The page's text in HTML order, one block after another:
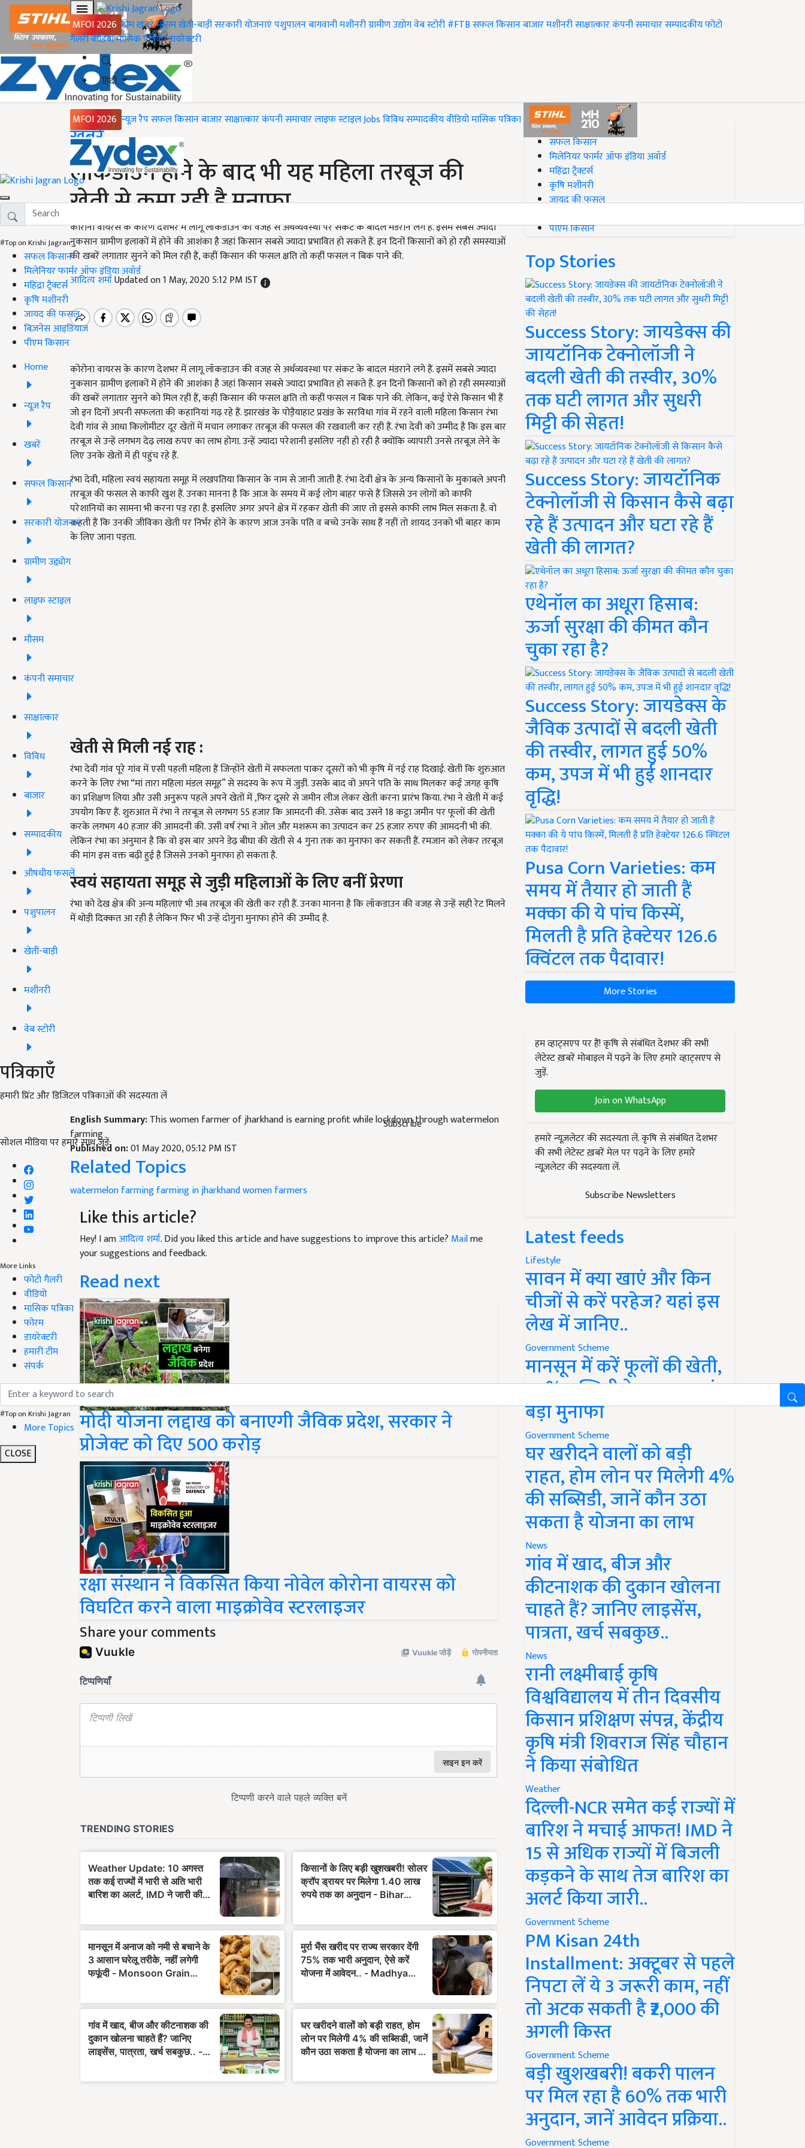
MFOI 2026 होमख़बरेंमौसमखेती-बाड़ीसरकारी योजनाएंपशुपालनबागवानीमशीनरीग्रामीण उद्योगवेब स्टोरी#FTBसफल किसानबाजारमशीनरीसाक्षात्कारकंपनी समाचारसम्पादकीयफोटो
गैलरीवीडियोमासिक पत्रिकाडायरेक्टरी
हिंदी
MFOI 2026 न्यूज़ रैपसफल किसानबाजारसाक्षात्कारकंपनी समाचारलाइफ स्टाइलJobsविविधसम्पादकीयवीडियोमासिक पत्रिका
#Top on Krishi Jagran
सफल किसान
मिलेनियर फार्मर ऑफ इंडिया अवॉर्ड
महिंद्रा ट्रैक्टर्स
कृषि मशीनरी
जायद की फसल
बिज़नेस आइडियाज
पीएम किसान
Home
न्यूज़ रैप
खबरें
सफल किसान
सरकारी योजनाएं
ग्रामीण उद्द्योग
लाइफ स्टाइल
मौसम
कंपनी समाचार
साक्षात्कार
विविध
बाजार
सम्पादकीय
औषधीय फसलें
पशुपालन
खेती-बाड़ी
मशीनरी
वेब स्टोरी
पत्रिकाएँ
हमारी प्रिंट और डिजिटल पत्रिकाओं की सदस्यता लें
Subscribe
सोशल मीडिया पर हमारे साथ जुड़ें:
More Links
फोटो गैलरी
वीडियो
मासिक पत्रिका
फोरम
डायरेक्टरी
हमारी टीम
संपर्क
#Top on Krishi Jagran
More Topics
CLOSE
Home
ख़बरें
लॉकडाउन होने के बाद भी यह महिला तरबूज की
खेती से कमा रही है मुनाफा
कोरोना वायरस के कारण देशभर में लागू लॉकडाउन की वजह से अर्थव्यवस्था पर संकट के बादल मंडराने लगे हैं. इसमें सबसे ज्यादा
नुकसान ग्रामीण इलाकों में होने की आशंका है जहां किसान सबसे ज्यादा प्रभावित हो सकते हैं. इन दिनों किसानों को हो रही समस्याओं
की खबरें लगातार सुनने को मिल रही हैं, कहीं किसान की फसल क्षति तो कहीं फसल न बिक पाने की.
आदित्य शर्माUpdated on 1 May, 2020 5:12 PM IST
कोरोना वायरस के कारण देशभर में लागू लॉकडाउन की वजह से अर्थव्यवस्था पर संकट के बादल मंडराने लगे हैं. इसमें सबसे ज्यादा
नुकसान ग्रामीण इलाकों में होने की आशंका है जहां किसान सबसे ज्यादा प्रभावित हो सकते हैं. इन दिनों किसानों को हो रही समस्याओं
की खबरें लगातार सुनने को मिल रही हैं, कहीं किसान की फसल क्षति तो कहीं फसल न बिक पाने की. लेकिन, कई ऐसे किसान भी हैं
जो इन दिनों अपनी सफलता की कहानियां गढ़ रहे हैं. झारखंड के पोडै़याहाट प्रखंड के सरविधा गांव में रहने वाली महिला किसान रंभा
देवी गांव से आधा किलोमीटर दूर खेतों में मचान लगाकर तरबूज की फसल की रखवाली कर रही हैं. रंभा देवी को उम्मीद है कि इस बार
तरबूज से उन्हें लगभग देढ़ लाख रुपए का लाभ होगा. उन्हें ज्यादा परेशानी इसलिए नहीं हो रही है क्योंकि व्यापारी उनसे तरबूज लेने के
लिए उनके खेतों में ही पहुंच रहे हैं.
रंभा देवी, महिला स्वयं सहायता समूह में लखपतिया किसान के नाम से जानी जाती हैं. रंभा देवी क्षेत्र के अन्य किसानों के मुकाबले अपनी
तरबूज की फसल से काफी खुश हैं. उनका मानना है कि आज के समय में कई लोग बाहर फसे हैं जिससे उन लोगों को काफी
परेशानियों का सामना भी करना पड़ रहा है. इसलिए अगर अपने क्षेत्र में रहकर खेती की जाए तो इससे काफी लाभ मिल सकता है. वो
कहती हैं कि उनकी जीविका खेती पर निर्भर होने के कारण आज उनके पति व बच्चे उनके साथ हैं नहीं तो शायद उनको भी बाहर काम
के लिए जाना पड़ता.
खेती से मिली नई राह:
रंभा देवी गांव पूरे गांव में एसी पहली महिला हैं जिन्होंने खेती में सफलता पाकर दूसरों को भी कृषि में नई राह दिखाई. खेती कि शुरुआत
करने के लिए रंभा “मां तारा महिला मंडल समूह” से सदस्य के रूप में जुड़ीं. उसके बाद वो अपने पति के साथ मिलकर कई जगह कृषि
का प्रशिक्षण लिया और उसी अनुरूप पहले अपने खेतों में ,फिर दूसरे से जमीन लीज लेकर खेती करना प्रारंभ किया. रंभा ने खेती में कई
उपयोग किए हैं. शुरुआत में रंभा ने तरबूज से लगभग 55 हजार कि आमदनी की. उसेक बाद उसने 18 कट्ठा जमीन पर फूलों की खेती
करके लगभग 40 हजार की आमदनी की. उसी वर्ष रंभा ने ओल और मशरूम का उत्पादन कर 25 हजार रुपए की आमदनी भी की.
लेकिन रंभा का अनुमान है कि वो इस बार अपने डेढ़ बीघा की खेती से 4 गुना तक का मुनाफा कर सकती हैं. रमजान को लेकर तरबूज
की मांग इस वक्त बढ़ी हुई है जिससे उनको मुनाफा हो सकता है.
स्वयं सहायता समूह से जुड़ी महिलाओं के लिए बनीं प्रेरणा
रंभा को देख क्षेत्र की अन्य महिलाएं भी अब तरबूज की खेती कर रही हैं. उनका मानना है कि लॉकडाउन की वजह से उन्हें सही रेट मिलने
में थोड़ी दिक्कत आ रही है लेकिन फिर भी उन्हें दोगुना मुनाफा होने की उम्मीद है.
English Summary:This women farmer of jharkhand is earning profit while lockdown through watermelon
farming
Published on:01 May 2020, 05:12 PM IST
Related Topics
watermelon farmingfarming in jharkhandwomen farmers
Like this article?
Hey! I amआदित्य शर्मा. Did you liked this article and have suggestions to improve this article? Mailme
your suggestions and feedback.
Read next
मोदी योजना लद्दाख को बनाएगी जैविक प्रदेश, सरकार ने
प्रोजेक्ट को दिए 500 करोड़
रक्षा संस्थान ने विकसित किया नोवेल कोरोना वायरस को
विघटित करने वाला माइक्रोवेव स्टरलाइजर
Share your comments
#Top on Krishi Jagran
सफल किसान
मिलेनियर फार्मर ऑफ इंडिया अवॉर्ड
महिंद्रा ट्रैक्टर्स
कृषि मशीनरी
जायद की फसल
पीएम किसान
Top Stories
Success Story: जायडेक्स की
जायटॉनिक टेक्नोलॉजी ने
बदली खेती की तस्वीर, 30%
तक घटी लागत और सुधरी
मिट्टी की सेहत!
Success Story: जायटॉनिक
टेक्नोलॉजी से किसान कैसे बढ़ा
रहे हैं उत्पादन और घटा रहे हैं
खेती की लागत?
एथेनॉल का अधूरा हिसाब:
ऊर्जा सुरक्षा की कीमत कौन
चुका रहा है?
Success Story: जायडेक्स के
जैविक उत्पादों से बदली खेती
की तस्वीर, लागत हुई 50%
कम, उपज में भी हुई शानदार
वृद्धि!
Pusa Corn Varieties: कम
समय में तैयार हो जाती हैं
मक्का की ये पांच किस्में,
मिलती है प्रति हेक्टेयर 126.6
क्विंटल तक पैदावार!
More Stories
हम व्हाट्सएप पर हैं! कृषि से संबंधित देशभर की सभी
लेटेस्ट ख़बरें मोबाइल में पढ़ने के लिए हमारे व्हाट्सएप से
जुड़ें.
Join on WhatsApp
हमारे न्यूज़लेटर की सदस्यता लें. कृषि से संबंधित देशभर
की सभी लेटेस्ट ख़बरें मेल पर पढ़ने के लिए हमारे
न्यूज़लेटर की सदस्यता लें.
Subscribe Newsletters
Latest feeds
Lifestyle
सावन में क्या खाएं और किन
चीजों से करें परहेज? यहां इस
लेख में जानिए..
Government Scheme
मानसून में करें फूलों की खेती,
50% सब्सिडी के साथ कमाएं
बड़ा मुनाफा
Government Scheme
घर खरीदने वालों को बड़ी
राहत, होम लोन पर मिलेगी 4%
की सब्सिडी, जानें कौन उठा
सकता है योजना का लाभ
News
गांव में खाद, बीज और
कीटनाशक की दुकान खोलना
चाहते हैं? जानिए लाइसेंस,
पात्रता, खर्च सबकुछ..
News
रानी लक्ष्मीबाई कृषि
विश्वविद्यालय में तीन दिवसीय
किसान प्रशिक्षण संपन्न, केंद्रीय
कृषि मंत्री शिवराज सिंह चौहान
ने किया संबोधित
Weather
दिल्ली-NCR समेत कई राज्यों में
बारिश ने मचाई आफत! IMD ने
15 से अधिक राज्यों में बिजली
कड़कने के साथ तेज बारिश का
अलर्ट किया जारी..
Government Scheme
PM Kisan 24th
Installment: अक्टूबर से पहले
निपटा लें ये 3 जरूरी काम, नहीं
तो अटक सकती है ₹2,000 की
अगली किस्त
Government Scheme
बड़ी खुशखबरी! बकरी पालन
पर मिल रहा है 60% तक भारी
अनुदान, जानें आवेदन प्रक्रिया..
Government Scheme